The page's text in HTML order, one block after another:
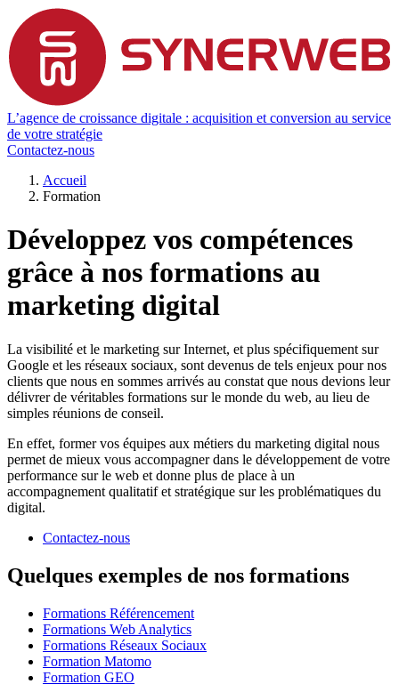
L’agence de croissance digitale : acquisition et conversion au service
de votre stratégie
Contactez-nous
Accueil
Formation
Développez vos compétences
grâce à nos formations au
marketing digital
La visibilité et le marketing sur Internet, et plus spécifiquement sur
Google et les réseaux sociaux, sont devenus de tels enjeux pour nos
clients que nous en sommes arrivés au constat que nous devions leur
délivrer de véritables formations sur le monde du web, au lieu de
simples réunions de conseil.
En effet, former vos équipes aux métiers du marketing digital nous
permet de mieux vous accompagner dans le développement de votre
performance sur le web et donne plus de place à un
accompagnement qualitatif et stratégique sur les problématiques du
digital.
Contactez-nous
Quelques exemples de nos formations
Formations Référencement
Formations Web Analytics
Formations Réseaux Sociaux
Formation Matomo
Formation GEO